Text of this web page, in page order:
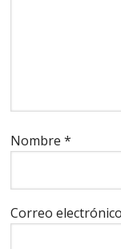
Nombre*
Correo